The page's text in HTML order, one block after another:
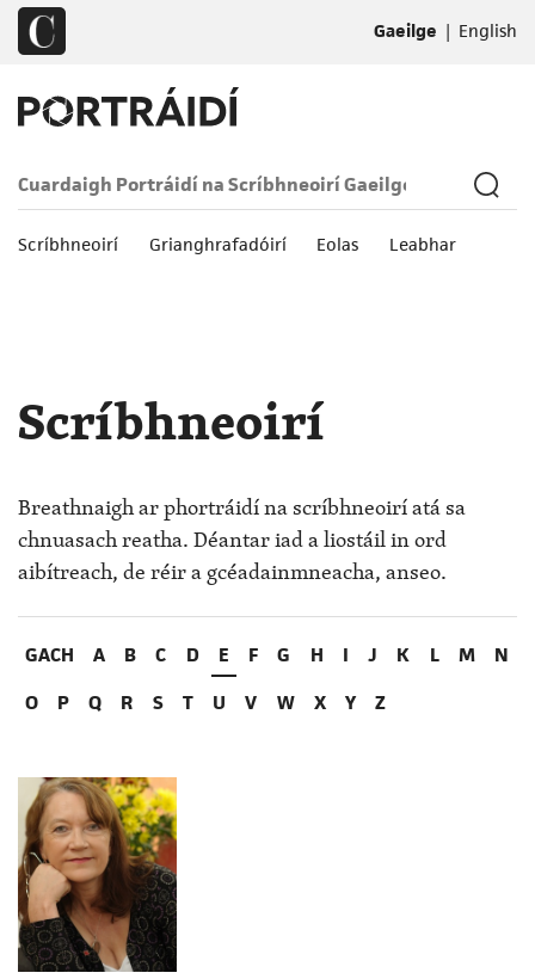
Gaeilge | English
Scríbhneoirí Grianghrafadóirí Eolas Leabhar
Scríbhneoirí
Breathnaigh ar phortráidí na scríbhneoirí atá sa
chnuasach reatha. Déantar iad a liostáil in ord
aibítreach, de réir a gcéadainmneacha, anseo.
GACH A B C D E F G H I J K L M
N
O
P Q R S T U V W X Y Z